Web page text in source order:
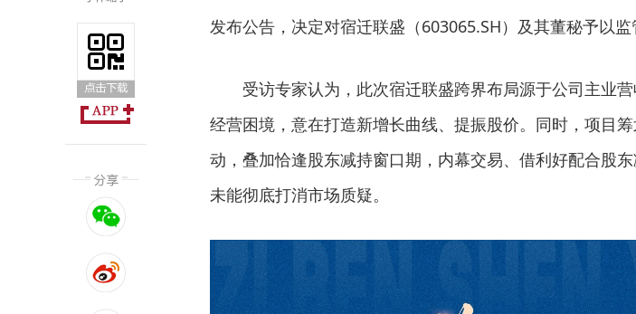
发布公告，决定对宿迁联盛（603065.SH）及其董秘予以监
受访专家认为，此次宿迁联盛跨界布局源于公司主业
经营困境，意在打造新增长曲线、提振股价。同时，项目
动，叠加恰逢股东减持窗口期，内幕交易、借利好配合股
未能彻底打消市场质疑。